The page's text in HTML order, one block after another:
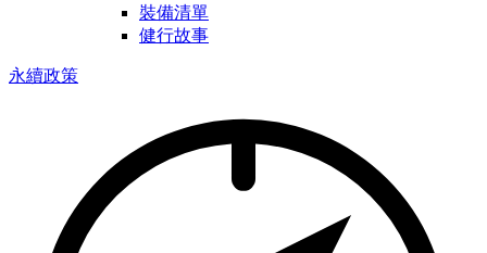
裝備清單
健行故事
永續政策